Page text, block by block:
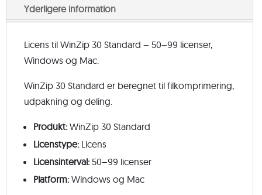
99)
antal
Yderligere information
Licens til WinZip 30 Standard – 50–99 licenser,
Windows og Mac.
WinZip 30 Standard er beregnet til filkomprimering,
udpakning og deling.
Produkt:WinZip 30 Standard
Licenstype:Licens
Licensinterval:50–99 licenser
Platform:Windows og Mac